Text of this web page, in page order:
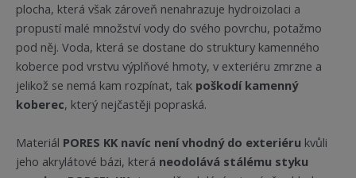
plocha, která však zároveň nenahrazuje hydroizolaci a
propustí malé množství vody do svého povrchu, potažmo
pod něj. Voda, která se dostane do struktury kamenného
koberce pod vrstvu výplňové hmoty, v exteriéru zmrzne a
jelikož se nemá kam rozpínat, tak poškodí kamenný
koberec, který nejčastěji popraská.
Materiál PORES KK navíc není vhodný do exteriéru kvůli
jeho akrylátové bázi, která neodolává stálému styku